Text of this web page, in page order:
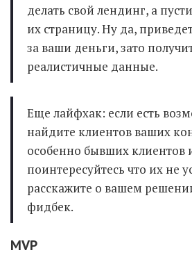
делать свой лендинг, а
их страницу. Ну да,
за ваши деньги, зато
реалистичные данные.
Еще лайфхак: если есть
найдите клиентов ваших
особенно бывших клиентов
поинтересуйтесь что их не
расскажите о вашем
фидбек.
MVP